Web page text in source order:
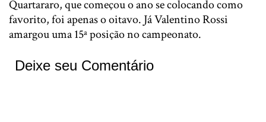
Quartararo, que começou o ano se colocando como
favorito, foi apenas o oitavo. Já Valentino Rossi
amargou uma 15ª posição no campeonato.
Deixe seu Comentário